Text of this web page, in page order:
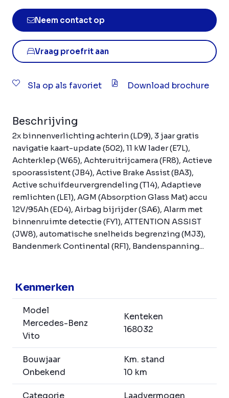
Neem contact op
Vraag proefrit aan
Sla op als favoriet Download brochure
Beschrijving
2x binnenverlichting achterin (LD9), 3 jaar gratis
navigatie kaart-update (502), 11 kW lader (E7L),
Achterklep (W65), Achteruitrijcamera (FR8), Actieve
spoorassistent (JB4), Active Brake Assist (BA3),
Active schuifdeurvergrendeling (T14), Adaptieve
remlichten (LE1), AGM (Absorption Glass Mat) accu
12V/95Ah (ED4), Airbag bijrijder (SA6), Alarm met
binnenruimte detectie (FY1), ATTENTION ASSIST
(JW8), automatische snelheids begrenzing (MJ3),
Bandenmerk Continental (RF1), Bandenspanning...
Kenmerken
Model
Mercedes-Benz
Vito
Kenteken
168032
Bouwjaar
Onbekend
Km. stand
10 km
Categorie
Laadvermogen